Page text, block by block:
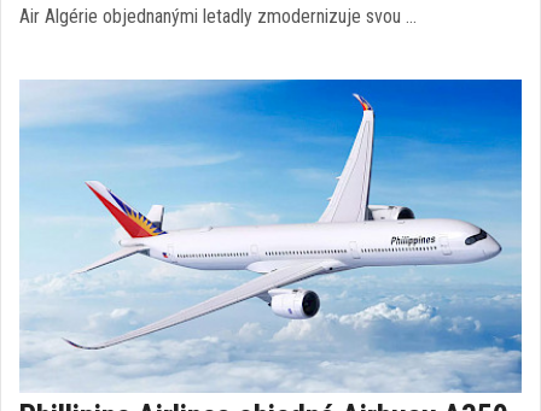
Air Algérie objednanými letadly zmodernizuje svou …